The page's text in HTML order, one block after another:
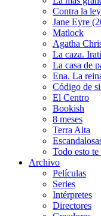
Contra la ley
Jane Eyre
Matlock
Agatha
La caza. Irati
La casa de
Ena. La
Código de
El Centro
Bookish
8 meses
Terra Alta
Todo esto te
Archivo
Películas
Series
Intérpretes
Directores